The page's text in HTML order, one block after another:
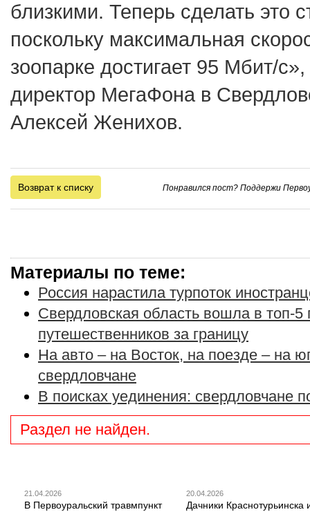
близкими. Теперь сделать это
поскольку максимальная
зоопарке достигает 95 Мбит/
директор МегаФона в
Алексей Женихов.
Возврат к списку Понравился пост? Поддержи
Материалы по теме:
Россия нарастила турпоток
Свердловская область вошла в топ-5
путешественников за границу
На авто – на Восток, на поезде – на
свердловчане
В поисках уединения: свердловчане
Раздел не найден.
21.04.2026
В Первоуральский травмпункт
20.04.2026
Дачники Краснотурьинска